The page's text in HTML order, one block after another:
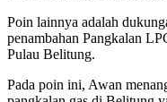
Poin lainnya adalah
penambahan Pangkalan
Pulau Belitung.
Pada poin ini, Awan